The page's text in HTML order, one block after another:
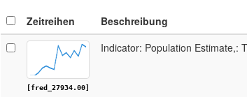
Zeitreihen Beschreibung
[fred_27934.00]
Indicator: Population Estimate,: